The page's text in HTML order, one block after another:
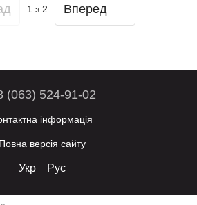
1 з 2 Вперед
(063) 524-91-02
інформація
Повна версія сайту
Укр Рус